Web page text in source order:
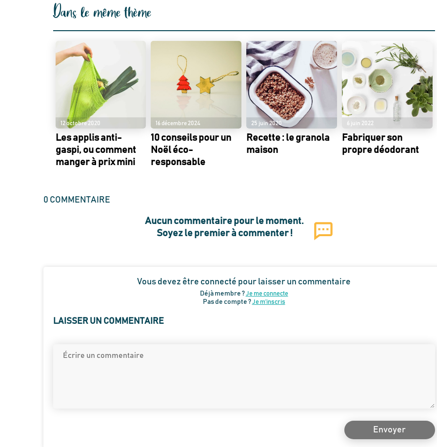
Dans le même thème
12 octobre 2020
Les applis anti-
gaspi, ou comment
manger à prix mini
16 décembre 2024
10 conseils pour un
Noël éco-
responsable
25 juin 2020
Recette : le granola
maison
6 juin 2022
Fabriquer son
propre déodorant
0 COMMENTAIRE
Aucun commentaire pour le moment.
Soyez le premier à commenter !
Vous devez être connecté pour laisser un commentaire
Déjà membre ?Je me connecte
Pas de compte ?Je m’inscris
LAISSER UN COMMENTAIRE
Envoyer